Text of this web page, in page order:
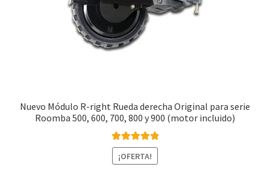
Nuevo Módulo R-right Rueda derecha Original para serie
Roomba 500, 600, 700, 800 y 900 (motor incluido)
Valorado con
5.00de 5
¡OFERTA!